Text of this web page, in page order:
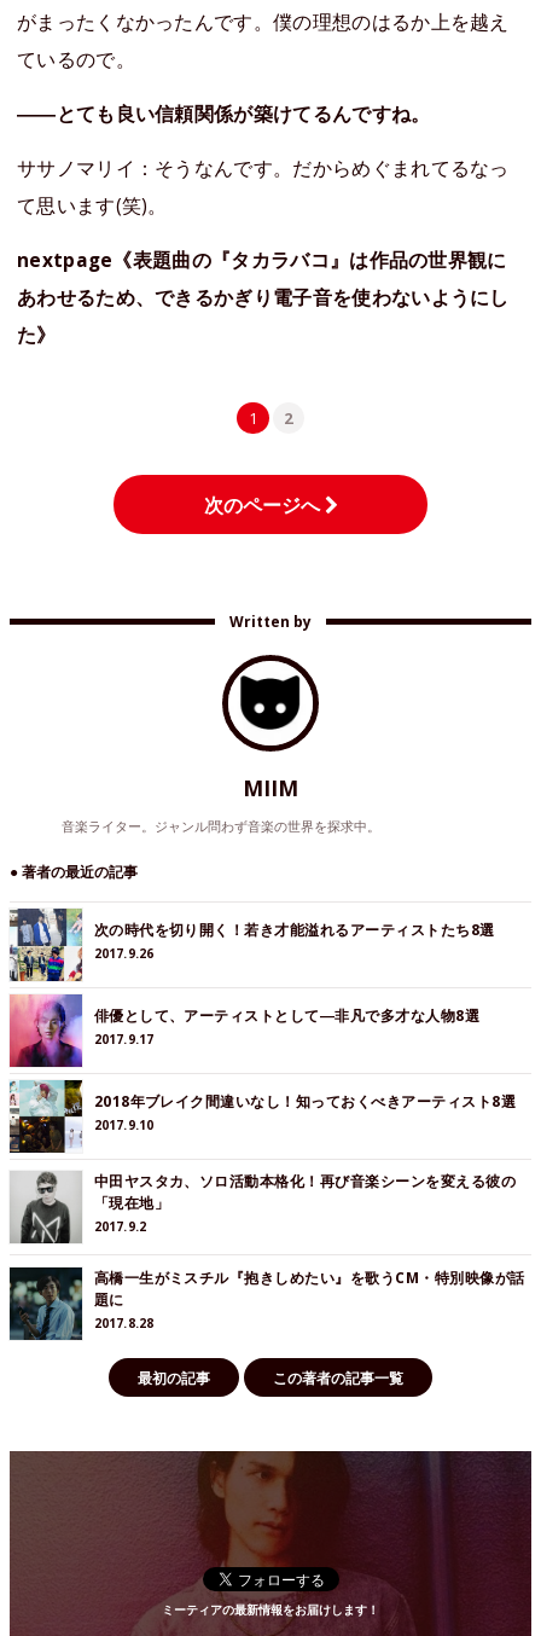
がまったくなかったんです。僕の理想のはるか上を越え
ているので。
――とても良い信頼関係が築けてるんですね。
ササノマリイ：そうなんです。だからめぐまれてるなっ
て思います(笑)。
nextpage《表題曲の『タカラバコ』は作品の世界観に
あわせるため、できるかぎり電子音を使わないようにし
た》
1 2
次のページへ
Written by
MIIM
音楽ライター。ジャンル問わず音楽の世界を探求中。
● 著者の最近の記事
次の時代を切り開く！若き才能溢れるアーティストたち8選
2017.9.26
俳優として、アーティストとして―非凡で多才な人物8選
2017.9.17
2018年ブレイク間違いなし！知っておくべきアーティスト8選
2017.9.10
中田ヤスタカ、ソロ活動本格化！再び音楽シーンを変える彼の
「現在地」
2017.9.2
高橋一生がミスチル『抱きしめたい』を歌うCM・特別映像が話
題に
2017.8.28
最初の記事 この著者の記事一覧
ミーティアの最新情報をお届けします！